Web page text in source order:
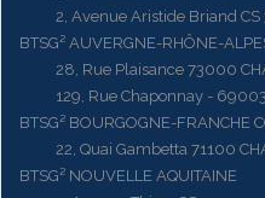
2, Avenue Aristide Briand CS
BTSG² AUVERGNE-RHÔNE-
28, Rue Plaisance 73000
129, Rue Chaponnay - 69003
BTSG² BOURGOGNE-FRANCHE
22, Quai Gambetta 71100
BTSG² NOUVELLE AQUITAINE